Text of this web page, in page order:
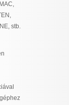
stb.